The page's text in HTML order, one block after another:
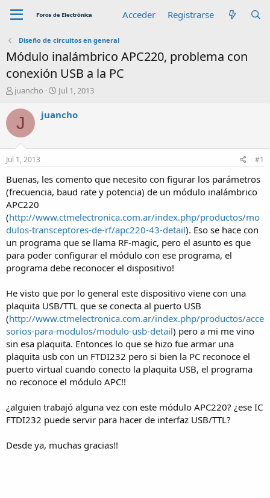
Acceder Registrarse
Diseño de circuitos en general
Módulo inalámbrico APC220, problema con
conexión USB a la PC
A
t
r
juancho
F
c
n
i
c
o
Jul 1, 2013
J juancho
Jul 1, 2013 #1
Buenas, les comento que necesito con figurar los parámetros
(frecuencia, baud rate y potencia) de un módulo inalámbrico
APC220
(http://www.ctmelectronica.com.ar/index.php/productos/mo
dulos-transceptores-de-rf/apc220-43-detail). Eso se hace con
un programa que se llama RF-magic, pero el asunto es que
para poder configurar el módulo con ese programa, el
programa debe reconocer el dispositivo!
He visto que por lo general este dispositivo viene con una
plaquita USB/TTL que se conecta al puerto USB
(http://www.ctmelectronica.com.ar/index.php/productos/acce
sorios-para-modulos/modulo-usb-detail) pero a mi me vino
sin esa plaquita. Entonces lo que se hizo fue armar una
plaquita usb con un FTDI232 pero si bien la PC reconoce el
puerto virtual cuando conecto la plaquita USB, el programa
no reconoce el módulo APC!!
¿alguien trabajó alguna vez con este módulo APC220? ¿ese IC
FTDI232 puede servir para hacer de interfaz USB/TTL?
Desde ya, muchas gracias!!